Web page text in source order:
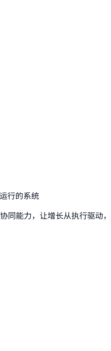
行的系统
同能力，让增长从执行驱动，